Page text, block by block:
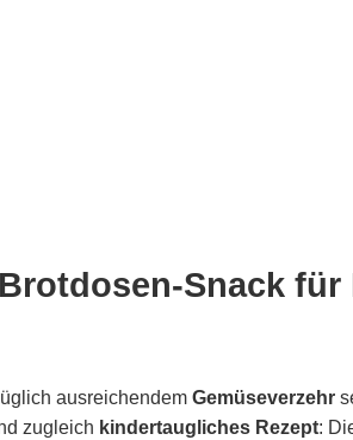
Snack für
ausreichendem Gemüseverzehr
zugleich kindertaugliches Rezept: